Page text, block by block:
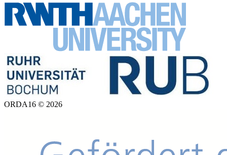
ORDA16 © 2026